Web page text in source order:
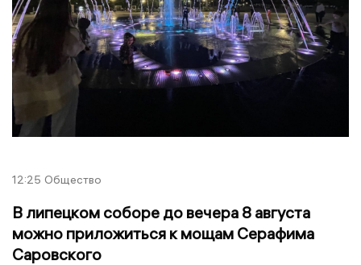
12:25 Общество
В липецком соборе до вечера 8 августа
можно приложиться к мощам Серафима
Саровского